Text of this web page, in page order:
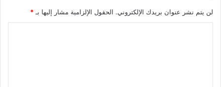
لن يتم نشر عنوان بريدك الإلكتروني. الحقول الإلزامية مشار إليها بـ*